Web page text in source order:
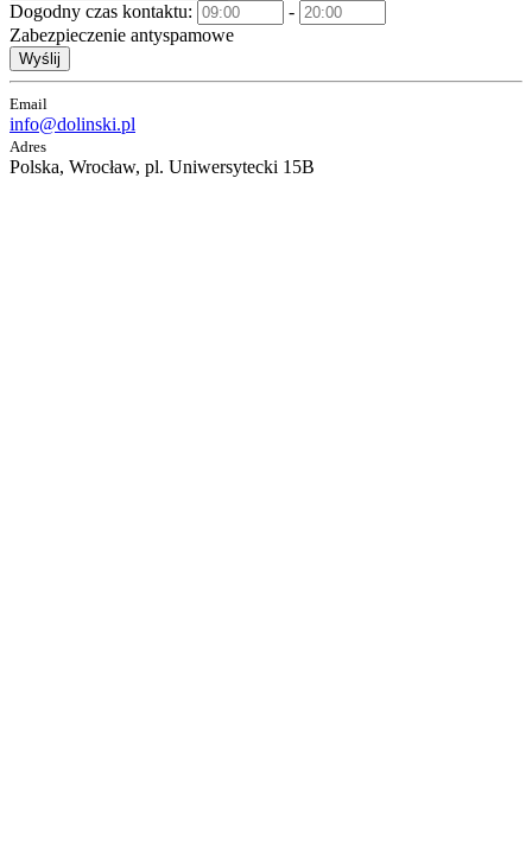
Dogodny czas kontaktu:
-
Zabezpieczenie antyspamowe
Wyślij
Email
info@dolinski.pl
Adres
Polska, Wrocław, pl. Uniwersytecki 15B